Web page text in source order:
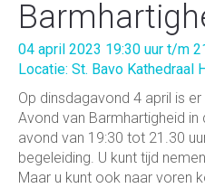
04 april 2023 19:30 uur t/m
Locatie: St. Bavo Kathedraal
Op dinsdagavond 4 april is
Avond van Barmhartigheid in
avond van 19:30 tot 21.30
begeleiding. U kunt tijd
Maar u kunt ook naar voren